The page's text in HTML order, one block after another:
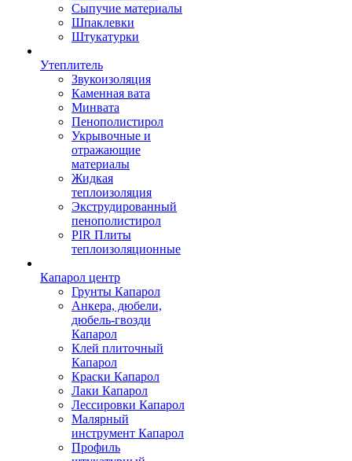
Сыпучие материалы
Шпаклевки
Штукатурки
Утеплитель
Звукоизоляция
Каменная вата
Минвата
Пенополистирол
Укрывочные и
отражающие
материалы
Жидкая
теплоизоляция
Экструдированный
пенополистирол
PIR Плиты
теплоизоляционные
Капарол центр
Грунты Капарол
Анкера, дюбели,
дюбель-гвозди
Капарол
Клей плиточный
Капарол
Краски Капарол
Лаки Капарол
Лессировки Капарол
Малярный
инструмент Капарол
Профиль